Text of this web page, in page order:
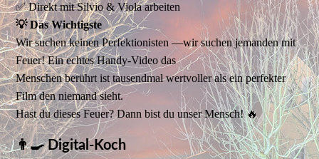
✅ Direkt mit Silvio & Viola arbeiten
💡 Das Wichtigste
Wir suchen keinen Perfektionisten —wir suchen jemanden mit
Feuer! Ein echtes Handy-Video das
Menschen berührt ist tausendmal wertvoller als ein perfekter
Film den niemand sieht.
Hast du dieses Feuer? Dann bist du unser Mensch! 🔥
👨‍🍳 Digital-Koch